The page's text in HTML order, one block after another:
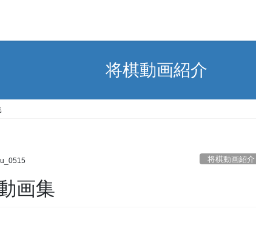
将棋動画紹介
将棋動画紹介
画集